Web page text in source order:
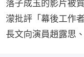
落子成玉的影片被
濛批評「幕後工作
長文向演員趙露思